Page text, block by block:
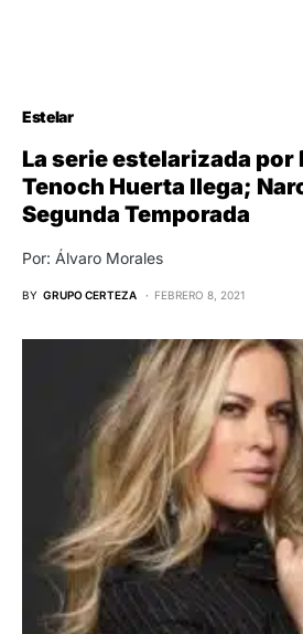
Estelar
La serie estelarizada por
Tenoch Huerta llega;
Segunda Temporada
Por: Álvaro Morales
BY GRUPO CERTEZA FEBRERO 8, 2021